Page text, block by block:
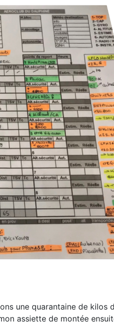
une quarantaine de kilos
assiette de montée